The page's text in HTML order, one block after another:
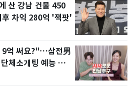
산 강남 건물 450
차익 280억 '잭팟'
9억 써요?"…삼전男
체소개팅 예능 화